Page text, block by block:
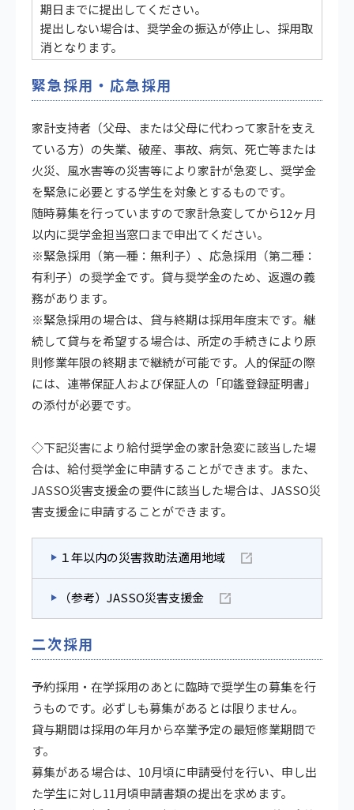
期日までに提出してください。
提出しない場合は、奨学金の振込が停止し、採用取
消となります。
緊急採用・応急採用
家計支持者（父母、または父母に代わって家計を支え
ている方）の失業、破産、事故、病気、死亡等または
火災、風水害等の災害等により家計が急変し、奨学金
を緊急に必要とする学生を対象とするものです。
随時募集を行っていますので家計急変してから12ヶ月
以内に奨学金担当窓口まで申出てください。
※緊急採用（第一種：無利子）、応急採用（第二種：
有利子）の奨学金です。貸与奨学金のため、返還の義
務があります。
※緊急採用の場合は、貸与終期は採用年度末です。継
続して貸与を希望する場合は、所定の手続きにより原
則修業年限の終期まで継続が可能です。人的保証の際
には、連帯保証人および保証人の「印鑑登録証明書」
の添付が必要です。
◇下記災害により給付奨学金の家計急変に該当した場
合は、給付奨学金に申請することができます。また、
JASSO災害支援金の要件に該当した場合は、JASSO災
害支援金に申請することができます。
１年以内の災害救助法適用地域
（参考）JASSO災害支援金
二次採用
予約採用・在学採用のあとに臨時で奨学生の募集を行
うものです。必ずしも募集があるとは限りません。
貸与期間は採用の年月から卒業予定の最短修業期間で
す。
募集がある場合は、10月頃に申請受付を行い、申し出
た学生に対し11月頃申請書類の提出を求めます。